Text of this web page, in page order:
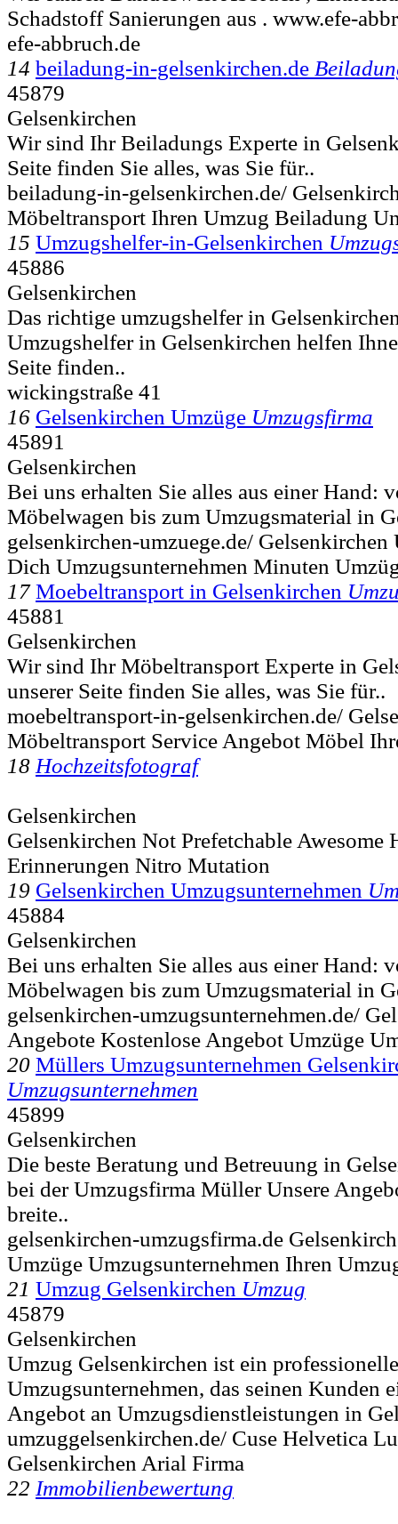
Schadstoff Sanierungen aus . www.efe-
efe-abbruch.de
14 beiladung-in-gelsenkirchen.de
45879
Gelsenkirchen
Wir sind Ihr Beiladungs Experte in
Seite finden Sie alles, was Sie für..
beiladung-in-gelsenkirchen.de/
Möbeltransport Ihren Umzug Beiladung
15 Umzugshelfer-in-Gelsenkirchen
45886
Gelsenkirchen
Das richtige umzugshelfer in
Umzugshelfer in Gelsenkirchen helfen
Seite finden..
wickingstraße 41
16 Gelsenkirchen Umzüge Umzugsfirma
45891
Gelsenkirchen
Bei uns erhalten Sie alles aus einer Hand:
Möbelwagen bis zum Umzugsmaterial in
gelsenkirchen-umzuege.de/
Dich Umzugsunternehmen Minuten
17 Moebeltransport in Gelsenkirchen
45881
Gelsenkirchen
Wir sind Ihr Möbeltransport Experte in
unserer Seite finden Sie alles, was Sie für..
moebeltransport-in-gelsenkirchen.de/
Möbeltransport Service Angebot Möbel
18 Hochzeitsfotograf
Gelsenkirchen
Gelsenkirchen Not Prefetchable Awesome
Erinnerungen Nitro Mutation
19 Gelsenkirchen Umzugsunternehmen
45884
Gelsenkirchen
Bei uns erhalten Sie alles aus einer Hand:
Möbelwagen bis zum Umzugsmaterial in
gelsenkirchen-umzugsunternehmen.de/
Angebote Kostenlose Angebot Umzüge
20 Müllers Umzugsunternehmen
Umzugsunternehmen
45899
Gelsenkirchen
Die beste Beratung und Betreuung in
bei der Umzugsfirma Müller Unsere
breite..
gelsenkirchen-umzugsfirma.de
Umzüge Umzugsunternehmen Ihren
21 Umzug Gelsenkirchen Umzug
45879
Gelsenkirchen
Umzug Gelsenkirchen ist ein
Umzugsunternehmen, das seinen Kunden
Angebot an Umzugsdienstleistungen in
umzuggelsenkirchen.de/ Cuse Helvetica
Gelsenkirchen Arial Firma
22 Immobilienbewertung